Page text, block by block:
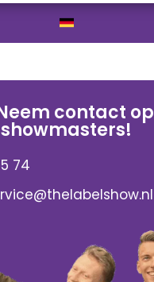
contact op
74